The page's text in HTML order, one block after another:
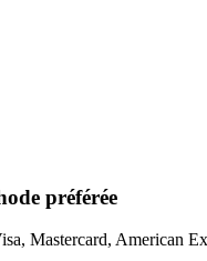
préférée
Mastercard, American